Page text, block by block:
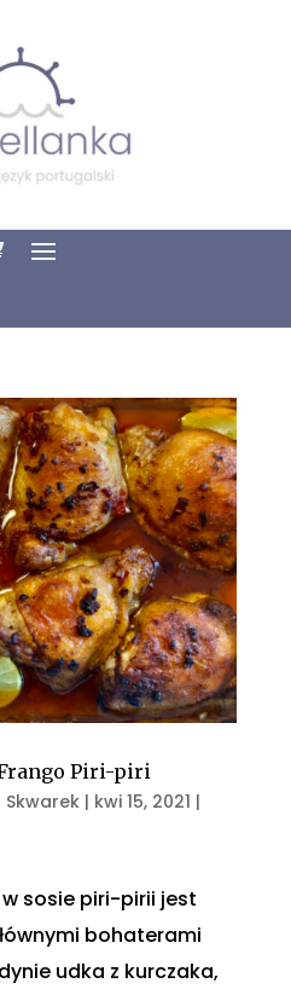
Piri-piri
Skwarek| kwi 15, 2021 |
sosie piri-pirii jest
bohaterami
udka z kurczaka,